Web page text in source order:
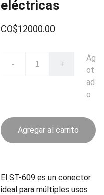
eléctricas
CO$12000.00
- +
Ag
ot
ad
o
Agregar al carrito
El ST-609 es un conector
ideal para múltiples usos